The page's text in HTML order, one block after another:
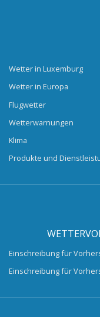
Wetter in Luxemburg
Wetter in Europa
Flugwetter
Wetterwarnungen
Klima
Produkte und
Einschreibung für
Einschreibung für